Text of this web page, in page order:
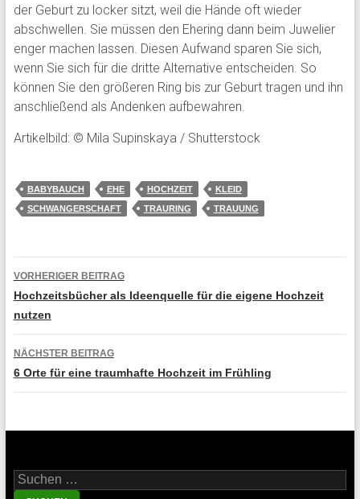
der Geburt zu locker sitzt, weil die Hände oft wieder
abschwellen. Sie müssen den Ehering dann beim Juwelier
enger machen lassen. Diesen Aufwand sparen Sie sich,
wenn Sie sich für die dritte Alternative entscheiden. So
können Sie den größeren Ring bis zur Geburt tragen und ihn
anschließend als Andenken aufbewahren.
Artikelbild: © Mila Supinskaya / Shutterstock
BABYBAUCH EHE HOCHZEIT
KLEID
SCHWANGERSCHAFT
TRAURING TRAUUNG
Beitragsnavigation
VORHERIGER BEITRAG
Hochzeitsbücher als Ideenquelle für die eigene Hochzeit
nutzen
NÄCHSTER BEITRAG
6 Orte für eine traumhafte Hochzeit im Frühling
Suche nach: